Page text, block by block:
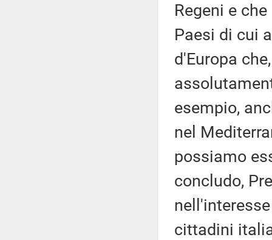
Regeni e
Paesi di cui
d'Europa
esempio,
nel
possiamo
concludo,
cittadini